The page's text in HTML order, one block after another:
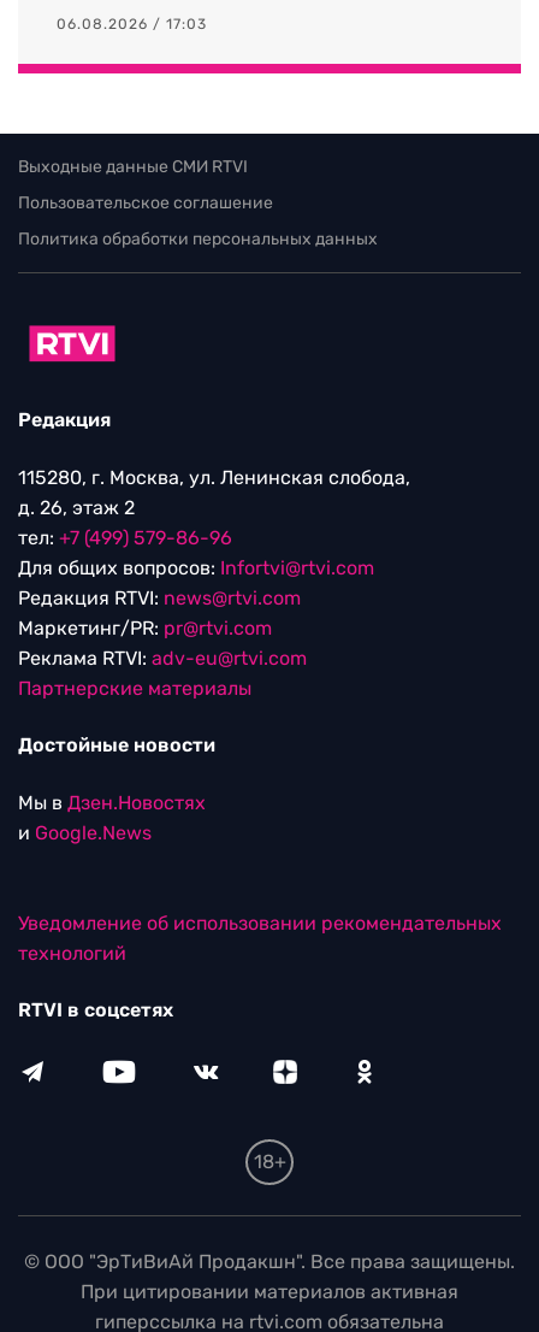
06.08.2026 / 17:03
Выходные данные СМИ RTVI
Пользовательское соглашение
Политика обработки персональных данных
Редакция
115280, г. Москва, ул. Ленинская слобода,
д. 26, этаж 2
тел: +7 (499) 579-86-96
Для общих вопросов: Infortvi@rtvi.com
Редакция RTVI: news@rtvi.com
Маркетинг/PR: pr@rtvi.com
Реклама RTVI: adv-eu@rtvi.com
Партнерские материалы
Достойные новости
Мы в Дзен.Новостях
и Google.News
Уведомление об использовании рекомендательных
технологий
RTVI в соцсетях
18+
© ООО "ЭрТиВиАй Продакшн". Все права защищены.
При цитировании материалов активная
гиперссылка на rtvi.com обязательна